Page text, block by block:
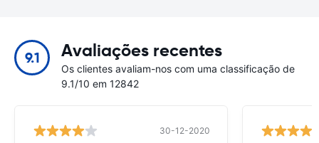
9.1 Avaliações recentes
Os clientes avaliam-nos com uma classificação de
9.1/10 em 12842
30-12-2020